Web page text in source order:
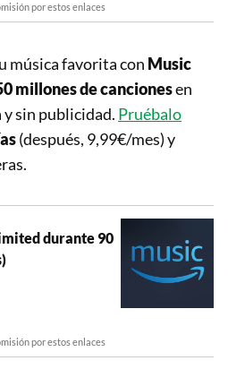
por estos enlaces
música favorita con Music
millones de cancionesen
y sin publicidad. Pruébalo
(después, 9,99€/mes) y
durante 90
por estos enlaces